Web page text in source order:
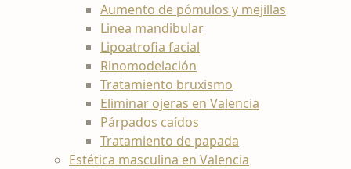
Aumento de pómulos y mejillas
Linea mandibular
Lipoatrofia facial
Rinomodelación
Tratamiento bruxismo
Eliminar ojeras en Valencia
Párpados caídos
Tratamiento de papada
Estética masculina en Valencia